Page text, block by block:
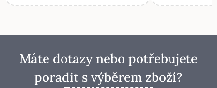
Máte dotazy nebo potřebujete
poradit s výběrem zboží?